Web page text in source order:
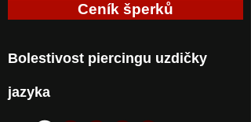
Ceník šperků
Bolestivost piercingu uzdičky
jazyka